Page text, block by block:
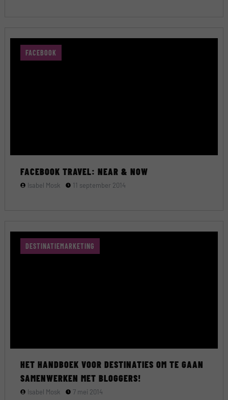
FACEBOOK
FACEBOOK TRAVEL: NEAR & NOW
Isabel Mosk 11 september 2014
DESTINATIEMARKETING
HET HANDBOEK VOOR DESTINATIES OM TE GAAN
SAMENWERKEN MET BLOGGERS!
Isabel Mosk 7 mei 2014